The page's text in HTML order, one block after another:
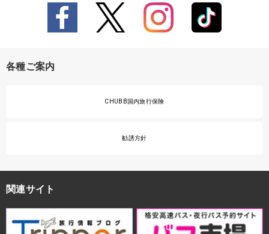
各種ご案内
CHUBB国内旅行保険
勧誘方針
関連サイト